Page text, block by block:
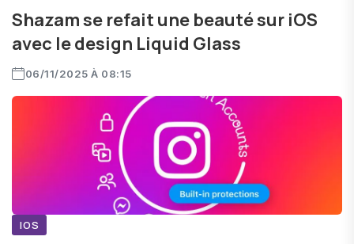
Shazam se refait une beauté sur iOS
avec le design Liquid Glass
06/11/2025 À 08:15
IOS